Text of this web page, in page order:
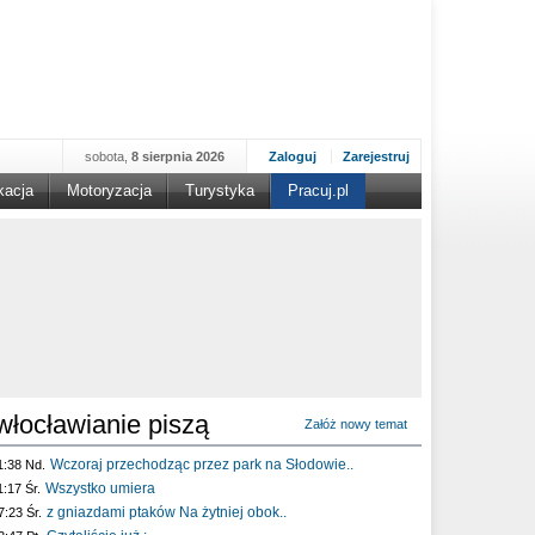
Zaloguj Zarejestruj
sobota, 8 sierpnia 2026
Motoryzacja Turystyka Pracuj.pl
piszą Załóż nowy temat
Nd. Wczoraj przechodząc przez park na Słodowie..
Śr. Wszystko umiera
Śr. z gniazdami ptaków Na żytniej obok..